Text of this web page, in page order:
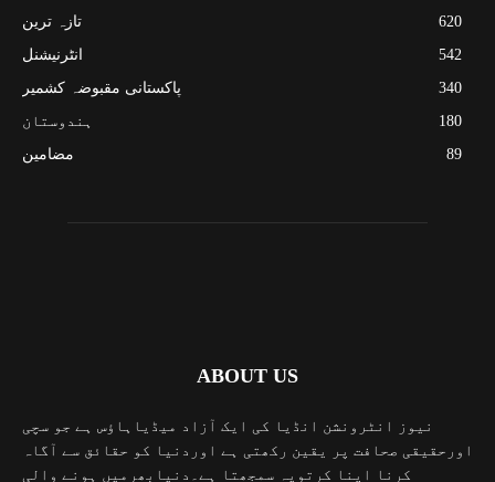
تازہ ترین
620
انٹرنیشنل
542
پاکستانی مقبوضہ کشمیر
340
ہندوستان
180
مضامین
89
ABOUT US
نیوز انٹرونشن انڈیا کی ایک آزاد میڈیاہاؤس ہے جو سچی
اورحقیقی صحافت پر یقین رکھتی ہے اوردنیا کو حقائق سے آگاہ
کرنا اپنا کرتویہ سمجھتا ہے۔دنیابھرمیں ہونے والی